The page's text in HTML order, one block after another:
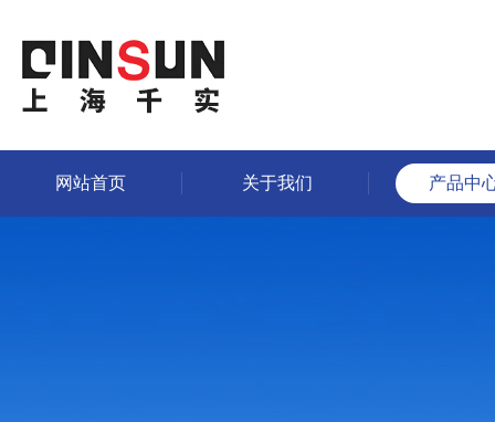
网站首页 关于我们 产品中